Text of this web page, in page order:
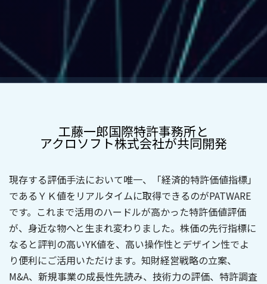
工藤一郎国際特許事務所と
アクロソフト株式会社が共同開発
現存する評価手法において唯一、「経済的特許価値指標」
であるＹＫ値をリアルタイムに取得できるのがPATWARE
です。これまで活用のハードルが高かった特許価値評価
が、身近な物へと生まれ変わりました。株価の先行指標に
なると評判の高いYK値を、 高い操作性とデザイン性でよ
り便利にご活用いただけます。 知財経営戦略の立案、
M&A、新規事業の成長性先読み、技術力の評価、特許調査